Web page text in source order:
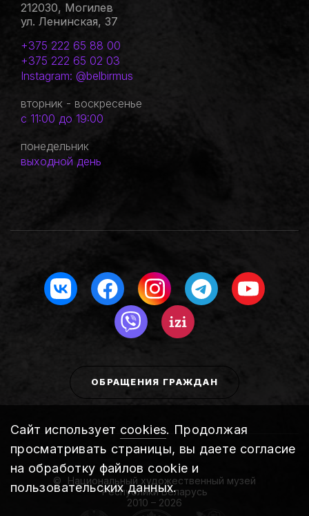
Сайт использует cookies. Продолжая
просматривать страницы, вы даете согласие
на обработку файлов cookie и
пользовательских данных.
212030, Могилев
ул. Ленинская, 37
+375 222 65 88 00
+375 222 65 02 03
Instagram: @belbirmus
вторник - воскресенье
с 11:00 до 19:00
понедельник
выходной день
ОБРАЩЕНИЯ ГРАЖДАН
Национальный художественный музей
Республики Беларусь
2010 – 2026